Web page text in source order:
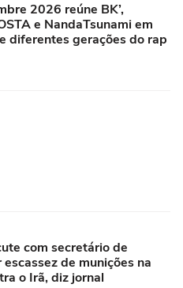
2026 reúne BK’,
e NandaTsunami em
diferentes gerações do rap
com secretário de
de munições na
o Irã, diz jornal